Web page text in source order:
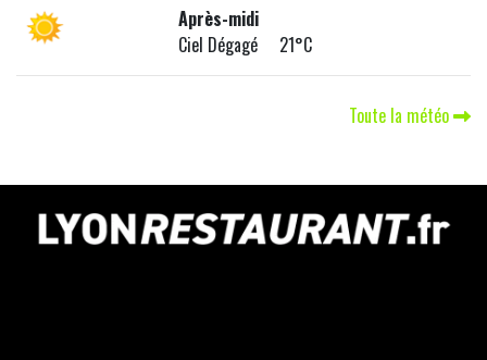
Après-midi
Ciel Dégagé 21°C
Toute la météo